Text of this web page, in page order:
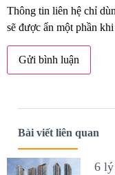
Thông tin liên hệ chỉ
sẽ được ẩn một phần
Bài viết liên quan
6 lý